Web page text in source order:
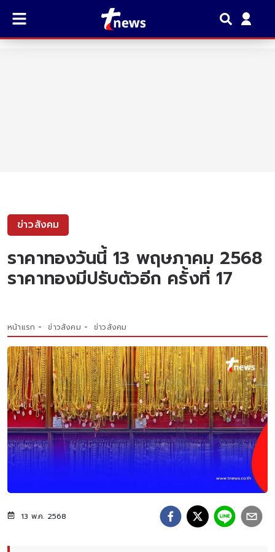
ข่าวสังคม
ราคาทองวันนี้ 13 พฤษภาคม 2568
ราคาทองมีปรับตัวอีก ครั้งที่ 17
หน้าแรก ข่าวสังคม ข่าวสังคม
13 พ.ค. 2568